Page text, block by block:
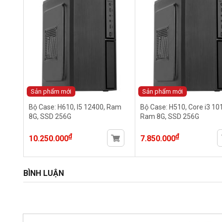
Sản phẩm mới
Bộ Case: H610, I5 12400, Ram
8G, SSD 256G
10.250.000₫
Sản phẩm mới
Bộ Case: H510, Core i3
Ram 8G, SSD 256G
7.850.000₫
BÌNH LUẬN